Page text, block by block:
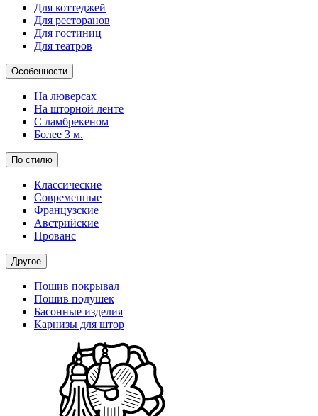
Для коттеджей
Для ресторанов
Для гостиниц
Для театров
Особенности
На люверсах
На шторной ленте
С ламбрекеном
Более 3 м.
По стилю
Классические
Современные
Французские
Австрийские
Прованс
Другое
Пошив покрывал
Пошив подушек
Басонные изделия
Карнизы для штор